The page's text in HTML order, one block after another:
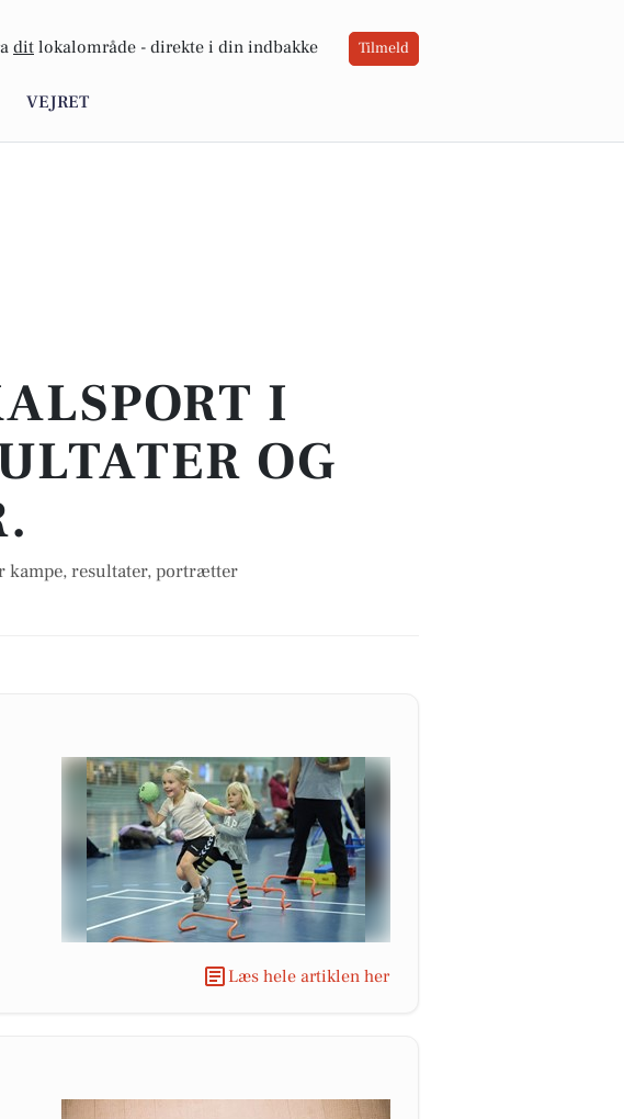
dit lokalområde - direkte i din indbakke Tilmeld
VEJRET
I
OG
kampe, resultater, portrætter
Læs hele artiklen her